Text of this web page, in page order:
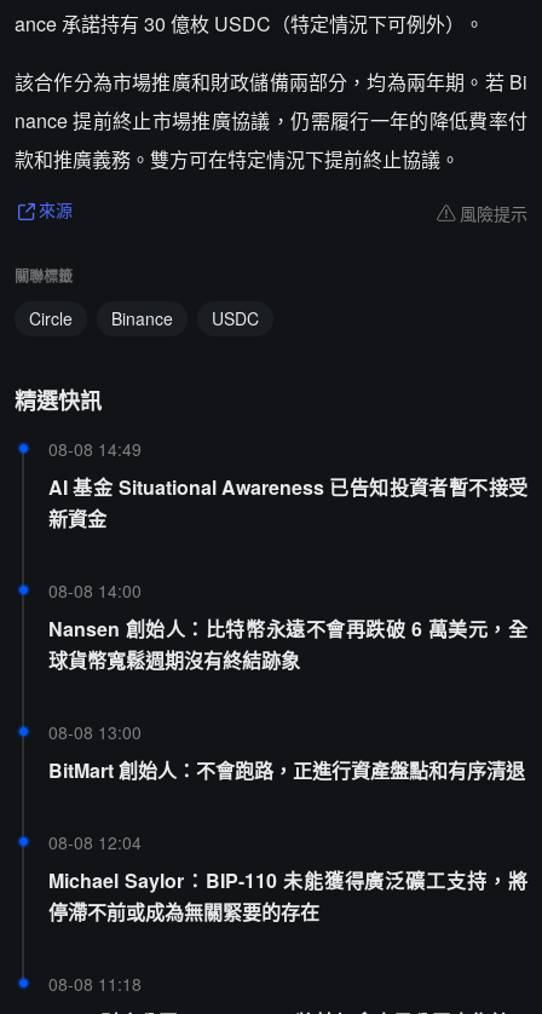
ance 承諾持有 30 億枚 USDC（特定情況下可例外）。
該合作分為市場推廣和財政儲備兩部分，均為兩年期。若 Bi
nance 提前終止市場推廣協議，仍需履行一年的降低費率付
款和推廣義務。雙方可在特定情況下提前終止協議。
來源 風險提示
關聯標籤
Circle Binance USDC
精選快訊
08-08 14:49
AI 基金 Situational Awareness 已告知投資者暫不接受
新資金
08-08 14:00
Nansen 創始人：比特幣永遠不會再跌破 6 萬美元，全
球貨幣寬鬆週期沒有終結跡象
08-08 13:00
BitMart 創始人：不會跑路，正進行資產盤點和有序清退
08-08 12:04
Michael Saylor：BIP-110 未能獲得廣泛礦工支持，將
停滯不前或成為無關緊要的存在
08-08 11:18